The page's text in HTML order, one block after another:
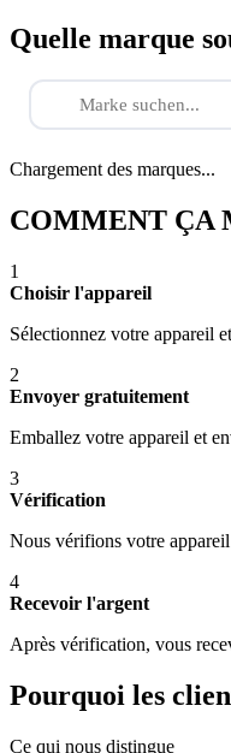
Quelle marque
Chargement des marques...
COMMENT ÇA
1
Choisir l'appareil
Sélectionnez votre appareil
2
Envoyer gratuitement
Emballez votre appareil et
3
Vérification
Nous vérifions votre
4
Recevoir l'argent
Après vérification, vous
Pourquoi les
Ce qui nous distingue